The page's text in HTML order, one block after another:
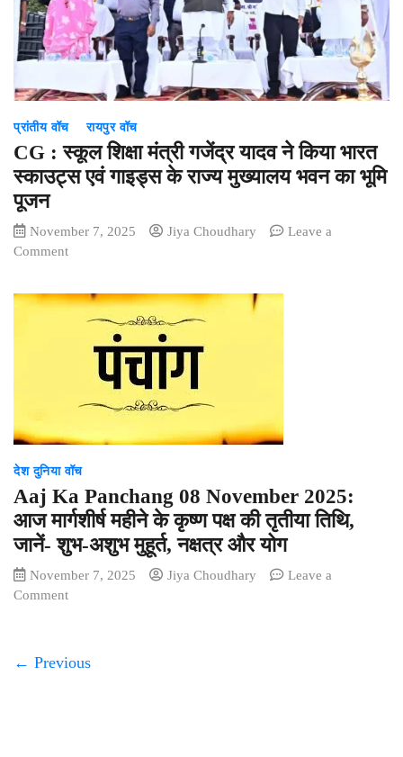
होगी
बंपर
भर्ती,
होगा
जानिए
पूरी
डिटेल्स
प्रांतीय वॉच रायपुर वॉच
CG : स्कूल शिक्षा मंत्री गजेंद्र यादव ने किया भारत
स्काउट्स एवं गाइड्स के राज्य मुख्यालय भवन का भूमि
पूजन
November 7, 2025 Jiya Choudhary
Leave a
Commenton
स्कूल
भारत
स्काउट्स
गाइड्स
के
राज्य
देश दुनिया वॉच
Aaj Ka Panchang 08 November 2025:
आज मार्गशीर्ष महीने के कृष्ण पक्ष की तृतीया तिथि,
जानें- शुभ-अशुभ मुहूर्त, नक्षत्र और योग
November 7, 2025 Jiya Choudhary
Leave a
Commenton
08
← Previous